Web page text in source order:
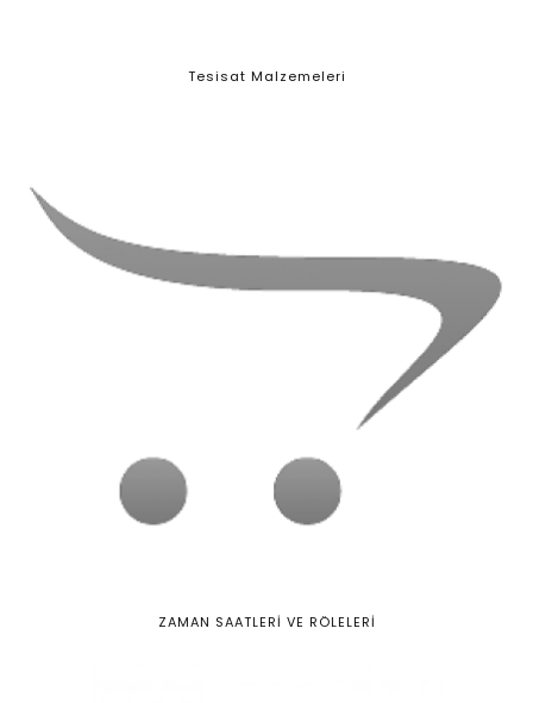
Tesisat Malzemeleri
ZAMAN SAATLERİ VE RÖLELERİ